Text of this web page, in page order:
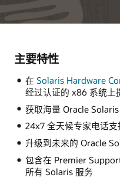
主要特性
在 Solaris Hardware
经过认证的 x86 系统上
获取海量 Oracle
24x7 全天候专家电话支
升级到未来的 Oracle
包含在 Premier
所有 Solaris 服务